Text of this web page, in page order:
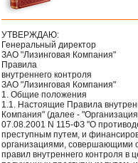
УТВЕРЖДАЮ:
Генеральный директор
ЗАО "Лизинговая Компания"
Правила
внутреннего контроля
ЗАО "Лизинговая Компания"
1. Общие положения
1.1. Настоящие Правила
Компания" (далее -
07.08.2001 N 115-ФЗ "О
преступным путем, и
организациями, совершающими
правил внутреннего контроля в